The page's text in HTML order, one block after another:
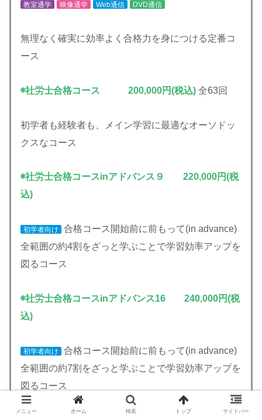
教室通学 映像通学 Web通信 DVD通信
無理なく確実に効率よく合格力を身につける定番コ
ース
◉社労士合格コース 200,000円(税込) 全63回
初学者も経験者も、メイン学習に最適なオーソドッ
クスなコース
◉社労士合格コースinアドバンス９ 220,000円(税
込)
初学者向け
合格コース開始前に前もって(in advance)
全範囲の約4割をざっと学ぶことで学習効率アップを
図るコース
◉社労士合格コースinアドバンス16 240,000円(税
込)
初学者向け
合格コース開始前に前もって(in advance)
全範囲の約7割をざっと学ぶことで学習効率アップを
図るコース
メニュー ホーム 検索 トップ サイドバー